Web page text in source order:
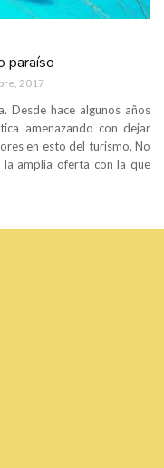
paraíso
2017
Desde hace algunos años
amenazando con dejar
en esto del turismo. No
la amplia oferta con la que